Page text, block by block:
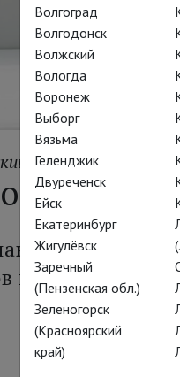
все» в
проекта
TheatreHD
Волгоград
Волгодонск
Волжский
Вологда
Воронеж
Выборг
Вязьма
Геленджик
Двуреченск
Ейск
Екатеринбург
Жигулёвск
Заречный
(Пензенская обл.)
Зеленогорск
(Красноярский
край)